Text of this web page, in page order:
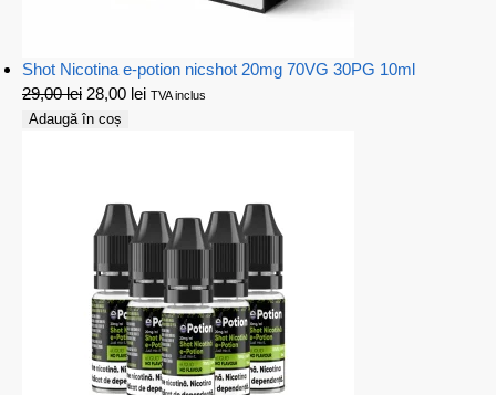
Shot Nicotina e-potion nicshot 20mg 70VG 30PG 10ml
29,00lei 28,00 lei TVA inclus
Adaugă în coș